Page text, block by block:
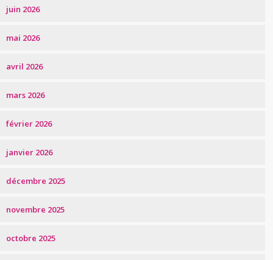
juin 2026
mai 2026
avril 2026
mars 2026
février 2026
janvier 2026
décembre 2025
novembre 2025
octobre 2025